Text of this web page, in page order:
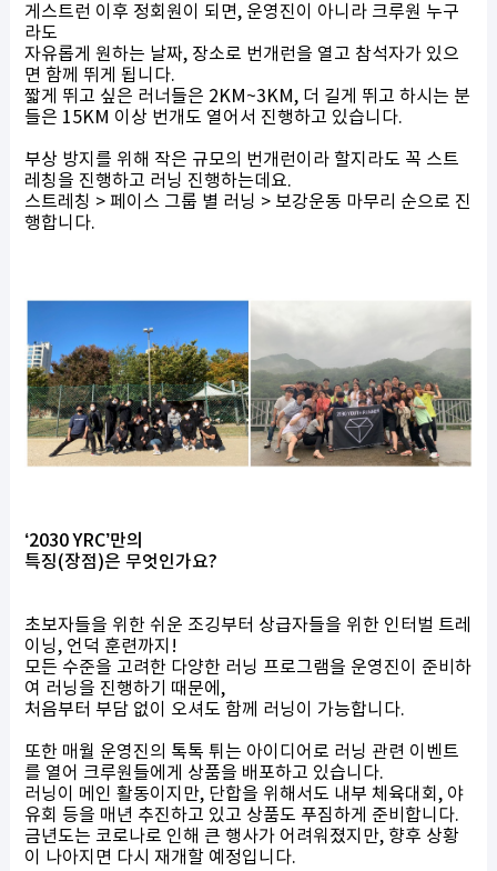
게스트런 이후 정회원이 되면, 운영진이 아니라 크루원 누구
라도
자유롭게 원하는 날짜, 장소로 번개런을 열고 참석자가 있으
면 함께 뛰게 됩니다.
짧게 뛰고 싶은 러너들은 2KM~3KM, 더 길게 뛰고 하시는 분
들은 15KM 이상 번개도 열어서 진행하고 있습니다.
부상 방지를 위해 작은 규모의 번개런이라 할지라도 꼭 스트
레칭을 진행하고 러닝 진행하는데요.
스트레칭 > 페이스 그룹 별 러닝 > 보강운동 마무리 순으로 진
행합니다.
‘2030 YRC’만의
특징(장점)은 무엇인가요?
초보자들을 위한 쉬운 조깅부터 상급자들을 위한 인터벌 트레
이닝, 언덕 훈련까지!
모든 수준을 고려한 다양한 러닝 프로그램을 운영진이 준비하
여 러닝을 진행하기 때문에,
처음부터 부담 없이 오셔도 함께 러닝이 가능합니다.
또한 매월 운영진의 톡톡 튀는 아이디어로 러닝 관련 이벤트
를 열어 크루원들에게 상품을 배포하고 있습니다.
러닝이 메인 활동이지만, 단합을 위해서도 내부 체육대회, 야
유회 등을 매년 추진하고 있고 상품도 푸짐하게 준비합니다.
금년도는 코로나로 인해 큰 행사가 어려워졌지만, 향후 상황
이 나아지면 다시 재개할 예정입니다.